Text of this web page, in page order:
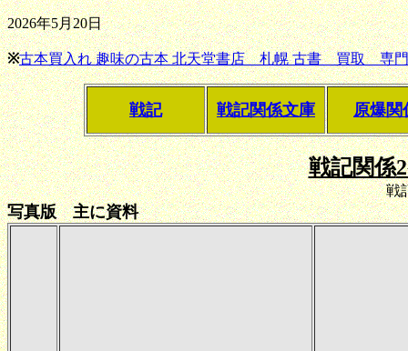
2026年5月20日
※古本買入れ 趣味の古本 北天堂書店 札幌 古書 買取 専門
戦記 戦記関係文庫 原爆関
戦記関係
戦
写真版 主に資料